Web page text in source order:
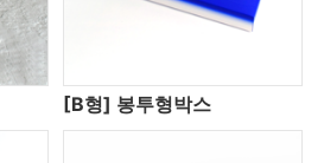
[B형] 봉투형박스